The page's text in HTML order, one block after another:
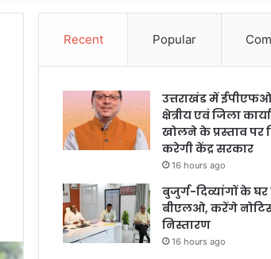
Recent Popular
उत्तराखंड में
क्षेत्रीय एवं जिला
खोलने के प्रस्ताव पर
करेगी केंद्र सरकार
16 hours ago
बुजुर्ग-दिव्यांगों के
बीएलओ, करेंगे
निस्तारण
16 hours ago